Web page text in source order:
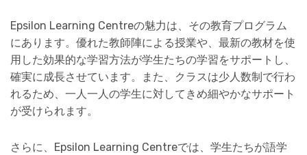
Epsilon Learning Centreの魅力は、その教育プログラム
にあります。優れた教師陣による授業や、最新の教材を使
用した効果的な学習方法が学生たちの学習をサポートし、
確実に成長させています。また、クラスは少人数制で行わ
れるため、一人一人の学生に対してきめ細やかなサポート
が受けられます。
さらに、Epsilon Learning Centreでは、学生たちが語学